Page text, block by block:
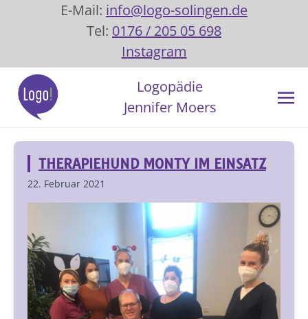
E-Mail: info@logo-solingen.de
Tel: 0176 / 205 05 698
Instagram
Logopädie
Jennifer Moers
THERAPIEHUND MONTY IM EINSATZ
22. Februar 2021